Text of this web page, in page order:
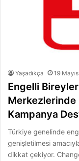
Yaşadıkça 19
Engelli Bireyler
Merkezlerinde
Kampanya
Türkiye genelinde
genişletilmesi
dikkat çekiyor.